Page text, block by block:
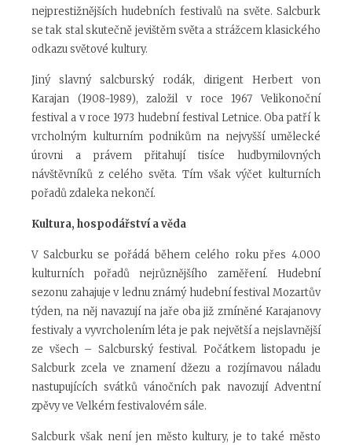
nejprestižnějších hudebních festivalů na světe. Salcburk
se tak stal skutečně jevištěm světa a strážcem klasického
odkazu světové kultury.
Jiný slavný salcburský rodák, dirigent Herbert von
Karajan (1908-1989), založil v roce 1967 Velikonoční
festival a v roce 1973 hudební festival Letnice. Oba patří k
vrcholným kulturním podnikům na nejvyšší umělecké
úrovni a právem přitahují tisíce hudbymilovných
návštěvníků z celého světa. Tím však výčet kulturních
pořadů zdaleka nekončí.
Kultura, hospodářství a věda
V Salcburku se pořádá během celého roku přes 4.000
kulturních pořadů nejrůznějšího zaměření. Hudební
sezonu zahajuje v lednu známý hudební festival Mozartův
týden, na něj navazují na jaře oba již zmíněné Karajanovy
festivaly a vyvrcholením léta je pak největší a nejslavnější
ze všech – Salcburský festival. Počátkem listopadu je
Salcburk zcela ve znamení džezu a rozjímavou náladu
nastupujících svátků vánočních pak navozují Adventní
zpěvy ve Velkém festivalovém sále.
Salcburk však není jen město kultury, je to také město